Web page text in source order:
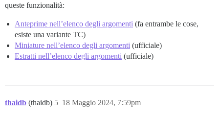
queste funzionalità:
Anteprime nell’elenco degli argomenti (fa entrambe le cose,
esiste una variante TC)
Miniature nell’elenco degli argomenti (ufficiale)
Estratti nell’elenco degli argomenti (ufficiale)
thaidb (thaidb) 18 Maggio 2024, 7:59pm
5